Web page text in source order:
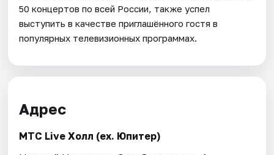
50 концертов по всей России, также успел
выступить в качестве приглашённого гостя в
популярных телевизионных программах.
Адрес
МТС Live Холл (ex. Юпитер)